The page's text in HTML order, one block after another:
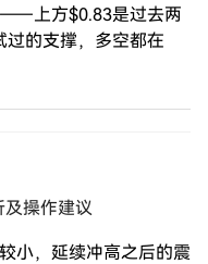
——上方$0.83是过去两
过的支撑，多空都在
操作建议
小，延续冲高之后的震